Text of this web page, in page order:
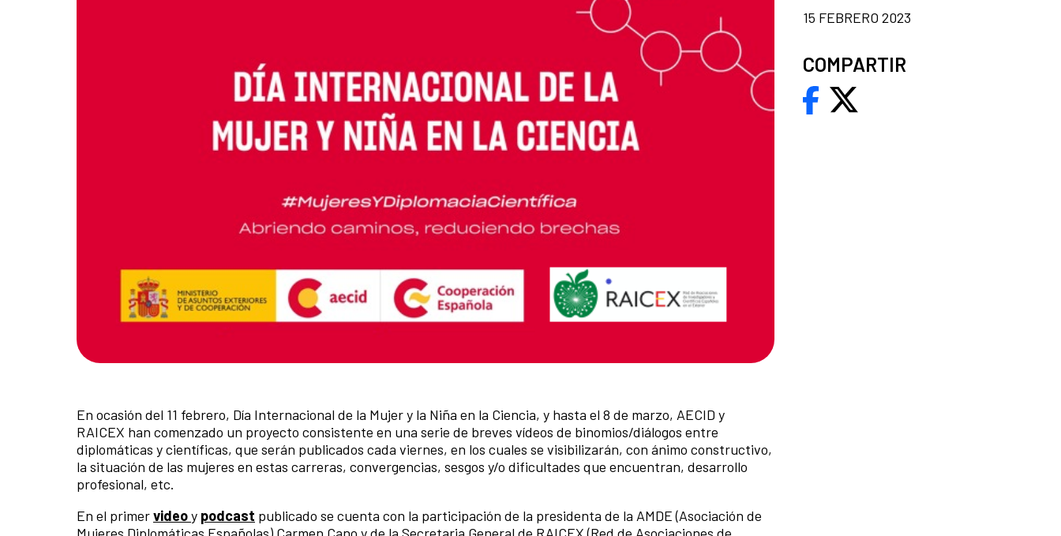
En ocasión del 11 febrero, Día Internacional de la Mujer y la Niña en la Ciencia, y hasta el 8 de marzo, AECID y
RAICEX han comenzado un proyecto consistente en una serie de breves vídeos de binomios/diálogos entre
diplomáticas y científicas, que serán publicados cada viernes, en los cuales se visibilizarán, con ánimo constructivo,
la situación de las mujeres en estas carreras, convergencias, sesgos y/o dificultades que encuentran, desarrollo
profesional, etc.
En el primervideoy podcast publicado se cuenta con la participación de la presidenta de la AMDE (Asociación de
15 FEBRERO 2023
COMPARTIR